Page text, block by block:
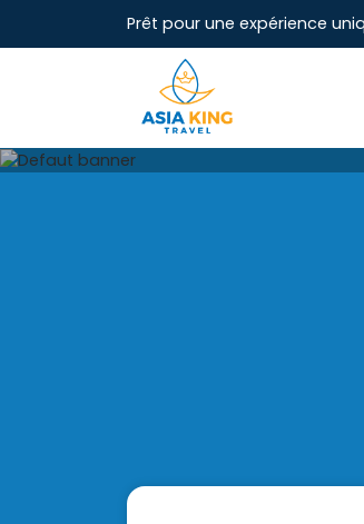
Prêt pour une expérience